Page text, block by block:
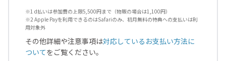
※1 d払いは参加費の上限5,500円まで（物販の場合は1,100円）
※2 Apple Payを利用できるのはSafariのみ、初月無料の特典への支払いは利
用対象外
その他詳細や注意事項は対応しているお支払い方法に
ついてをご覧ください。